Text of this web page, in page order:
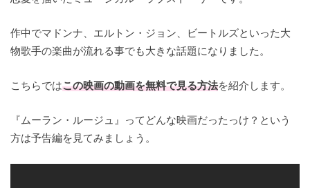
作中でマドンナ、エルトン・ジョン、ビートルズといった大
物歌手の楽曲が流れる事でも大きな話題になりました。
こちらではこの映画の動画を無料で見る方法を紹介します。
『ムーラン・ルージュ』ってどんな映画だったっけ？という
方は予告編を見てみましょう。